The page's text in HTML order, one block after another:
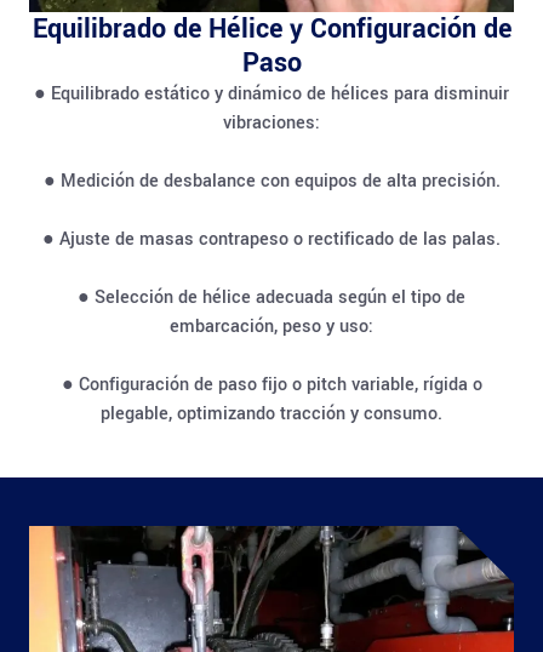
Equilibrado de Hélice y Configuración de
Paso
● Equilibrado estático y dinámico de hélices para disminuir
vibraciones:
● Medición de desbalance con equipos de alta precisión.
● Ajuste de masas contrapeso o rectificado de las palas.
● Selección de hélice adecuada según el tipo de
embarcación, peso y uso:
● Configuración de paso fijo o pitch variable, rígida o
plegable, optimizando tracción y consumo.